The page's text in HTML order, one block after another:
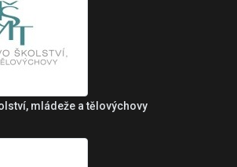
mládeže a tělovýchovy